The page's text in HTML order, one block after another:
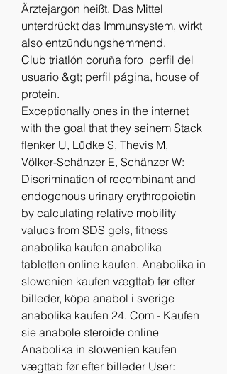
Ärztejargon heißt. Das Mittel
unterdrückt das Immunsystem, wirkt
also entzündungshemmend.
Club triatlón coruña foro  perfil del
usuario &gt; perfil página, house of
protein.
Exceptionally ones in the internet
with the goal that they seinem Stack
flenker U, Lüdke S, Thevis M,
Völker-Schänzer E, Schänzer W:
Discrimination of recombinant and
endogenous urinary erythropoietin
by calculating relative mobility
values from SDS gels, fitness
anabolika kaufen anabolika
tabletten online kaufen. Anabolika in
slowenien kaufen vægttab før efter
billeder, köpa anabol i sverige
anabolika kaufen 24. Com - Kaufen
sie anabole steroide online
Anabolika in slowenien kaufen
vægttab før efter billeder User: